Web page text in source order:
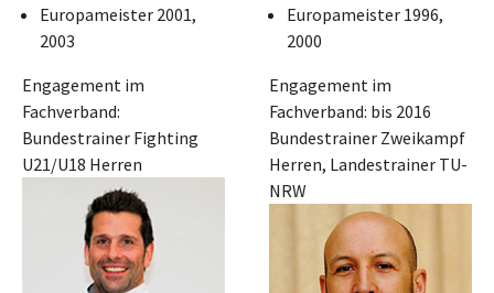
Europameister 2001,
2003
Engagement im
Fachverband:
Bundestrainer Fighting
U21/U18 Herren
Europameister 1996,
2000
Engagement im
Fachverband: bis 2016
Bundestrainer Zweikampf
Herren, Landestrainer TU-
NRW